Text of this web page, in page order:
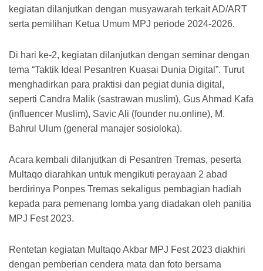
kegiatan dilanjutkan dengan musyawarah terkait AD/ART
serta pemilihan Ketua Umum MPJ periode 2024-2026.
Di hari ke-2, kegiatan dilanjutkan dengan seminar dengan
tema “Taktik Ideal Pesantren Kuasai Dunia Digital”. Turut
menghadirkan para praktisi dan pegiat dunia digital,
seperti Candra Malik (sastrawan muslim), Gus Ahmad Kafa
(influencer Muslim), Savic Ali (founder nu.online), M.
Bahrul Ulum (general manajer sosioloka).
Acara kembali dilanjutkan di Pesantren Tremas, peserta
Multaqo diarahkan untuk mengikuti perayaan 2 abad
berdirinya Ponpes Tremas sekaligus pembagian hadiah
kepada para pemenang lomba yang diadakan oleh panitia
MPJ Fest 2023.
Rentetan kegiatan Multaqo Akbar MPJ Fest 2023 diakhiri
dengan pemberian cendera mata dan foto bersama